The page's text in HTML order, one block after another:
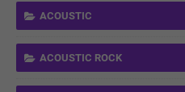
ACOUSTIC
ACOUSTIC ROCK